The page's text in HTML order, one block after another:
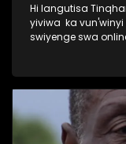
Hi langutisa
yiviwa ka
swiyenge swa